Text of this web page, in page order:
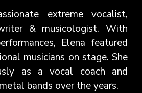
extreme vocalist,
& musicologist. With
Elena featured
musicians on stage. She
as a vocal coach and
bands over the years.